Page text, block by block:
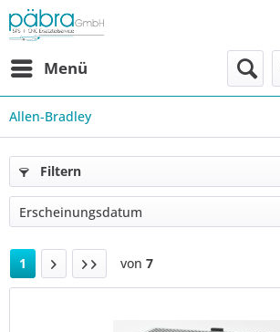
Menü
Allen-Bradley
Filtern
1 von 7